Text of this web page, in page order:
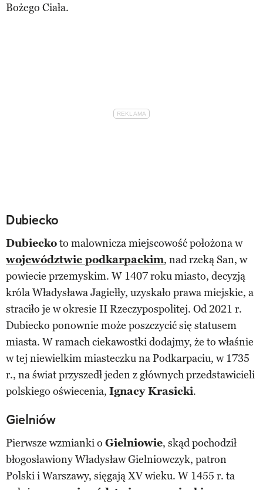
Bożego Ciała.
Dubiecko
Dubieckoto malownicza miejscowość położona w
województwie podkarpackim, nad rzeką San, w
powiecie przemyskim. W 1407 roku miasto, decyzją
króla Władysława Jagiełły, uzyskało prawa miejskie, a
straciło je w okresie II Rzeczypospolitej. Od 2021 r.
Dubiecko ponownie może poszczycić się statusem
miasta. W ramach ciekawostki dodajmy, że to właśnie
w tej niewielkim miasteczku na Podkarpaciu, w 1735
r., na świat przyszedł jeden z głównych przedstawicieli
polskiego oświecenia, Ignacy Krasicki.
Gielniów
Pierwsze wzmianki o Gielniowie, skąd pochodził
błogosławiony Władysław Gielniowczyk, patron
Polski i Warszawy, sięgają XV wieku. W 1455 r. ta